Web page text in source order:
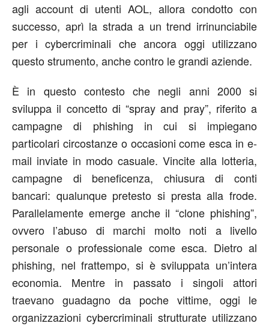
agli account di utenti AOL, allora condotto con
successo, aprì la strada a un trend irrinunciabile
per i cybercriminali che ancora oggi utilizzano
questo strumento, anche contro le grandi aziende.
È in questo contesto che negli anni 2000 si
sviluppa il concetto di “spray and pray”, riferito a
campagne di phishing in cui si impiegano
particolari circostanze o occasioni come esca in e-
mail inviate in modo casuale. Vincite alla lotteria,
campagne di beneficenza, chiusura di conti
bancari: qualunque pretesto si presta alla frode.
Parallelamente emerge anche il “clone phishing”,
ovvero l’abuso di marchi molto noti a livello
personale o professionale come esca. Dietro al
phishing, nel frattempo, si è sviluppata un’intera
economia. Mentre in passato i singoli attori
traevano guadagno da poche vittime, oggi le
organizzazioni cybercriminali strutturate utilizzano